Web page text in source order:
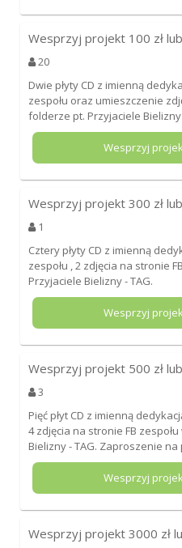
Wesprzyj projekt 100 zł
20
Dwie płyty CD z imienną
zespołu oraz umieszczenie
folderze pt. Przyjaciele Bielizny
Wesprzyj
Wesprzyj projekt 300 zł
1
Cztery płyty CD z imienną
zespołu , 2 zdjęcia na stronie
Przyjaciele Bielizny - TAG.
Wesprzyj
Wesprzyj projekt 500 zł
3
Pięć płyt CD z imienną
4 zdjęcia na stronie FB
Bielizny - TAG. Zaproszenie na
Wesprzyj
Wesprzyj projekt 3000 zł